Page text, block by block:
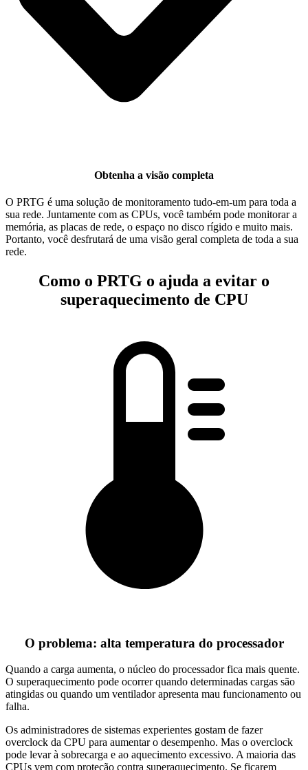
Obtenha a visão completa
O PRTG é uma solução de monitoramento tudo-em-um para toda a
sua rede. Juntamente com as CPUs, você também pode monitorar a
memória, as placas de rede, o espaço no disco rígido e muito mais.
Portanto, você desfrutará de uma visão geral completa de toda a sua
rede.
Como o PRTG o ajuda a evitar o
superaquecimento de CPU
O problema: alta temperatura do processador
Quando a carga aumenta, o núcleo do processador fica mais quente.
O superaquecimento pode ocorrer quando determinadas cargas são
atingidas ou quando um ventilador apresenta mau funcionamento ou
falha.
Os administradores de sistemas experientes gostam de fazer
overclock da CPU para aumentar o desempenho. Mas o overclock
pode levar à sobrecarga e ao aquecimento excessivo. A maioria das
CPUs vem com proteção contra superaquecimento. Se ficarem